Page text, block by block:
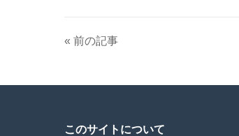
« 前の記事
このサイトについて